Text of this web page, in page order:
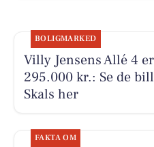
BOLIGMARKED
Villy Jensens Allé 4
295.000 kr.: Se de
Skals her
FAKTA OM